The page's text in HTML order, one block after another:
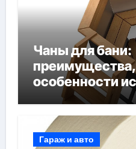
Чаны для бани:
особенности
Гараж и авто